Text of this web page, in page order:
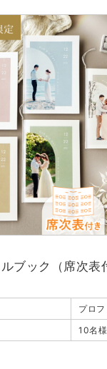
ブック（席次
プロ
10名